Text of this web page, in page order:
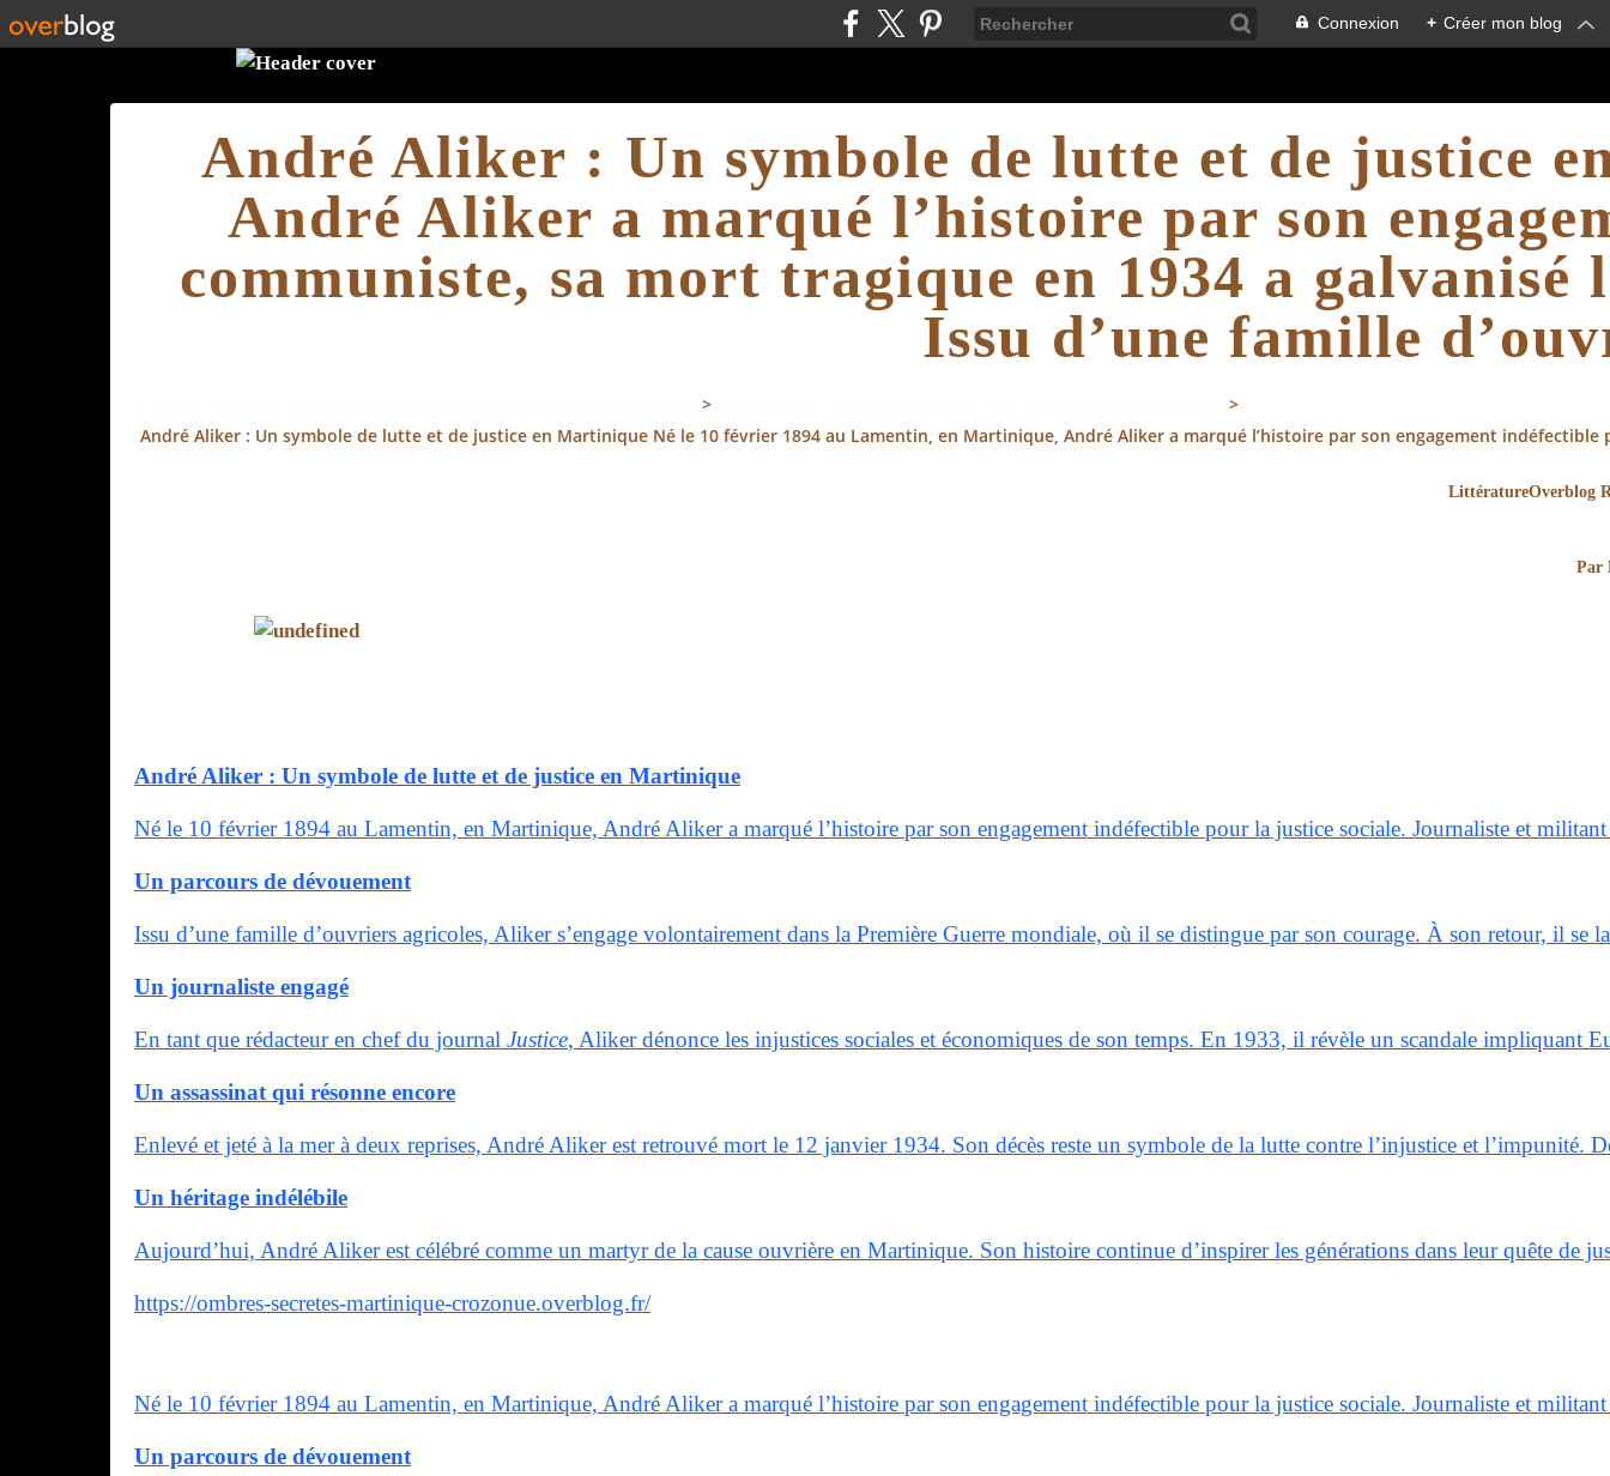
Connexion + Créer mon blog
André Aliker : Un symbole de lutte et de justice
André Aliker a marqué l’histoire par son
communiste, sa mort tragique en 1934 a
Issu d’une famille
>
>
André Aliker : Un symbole de lutte et de justice en Martinique Né le 10 février 1894 au Lamentin, en Martinique, André Aliker a marqué l’histoire par son engagement
LittératureOverblog
Par
André Aliker : Un symbole de lutte et de justice en Martinique
Né le 10 février 1894 au Lamentin, en Martinique, André Aliker a marqué l’histoire par son engagement indéfectible pour la justice sociale. Journaliste et
Un parcours de dévouement
Issu d’une famille d’ouvriers agricoles, Aliker s’engage volontairement dans la Première Guerre mondiale, où il se distingue par son courage. À son retour, il
Un journaliste engagé
En tant que rédacteur en chef du journal Justice, Aliker dénonce les injustices sociales et économiques de son temps. En 1933, il révèle un scandale
Un assassinat qui résonne encore
Enlevé et jeté à la mer à deux reprises, André Aliker est retrouvé mort le 12 janvier 1934. Son décès reste un symbole de la lutte contre l’injustice et
Un héritage indélébile
Aujourd’hui, André Aliker est célébré comme un martyr de la cause ouvrière en Martinique. Son histoire continue d’inspirer les générations dans leur quête de
https://ombres-secretes-martinique-crozonue.overblog.fr/
Né le 10 février 1894 au Lamentin, en Martinique, André Aliker a marqué l’histoire par son engagement indéfectible pour la justice sociale. Journaliste et
Un parcours de dévouement